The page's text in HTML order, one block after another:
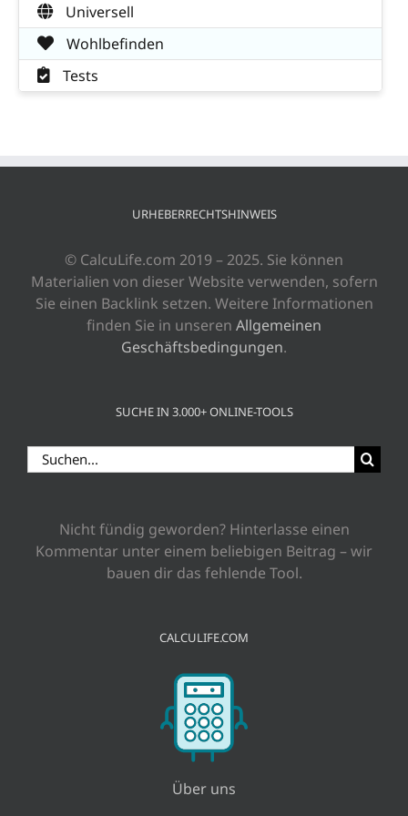
Universell
Wohlbefinden
Tests
URHEBERRECHTSHINWEIS
© CalcuLife.com 2019 – 2025. Sie können
Materialien von dieser Website verwenden, sofern
Sie einen Backlink setzen. Weitere Informationen
finden Sie in unseren Allgemeinen
Geschäftsbedingungen.
SUCHE IN 3.000+ ONLINE-TOOLS
Suche
nach:
Nicht fündig geworden? Hinterlasse einen
Kommentar unter einem beliebigen Beitrag – wir
bauen dir das fehlende Tool.
CALCULIFE.COM
Über uns